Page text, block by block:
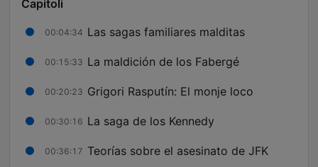
Capitoli
00:04:34 Las sagas familiares malditas
00:15:33 La maldición de los Fabergé
00:20:23 Grigori Rasputín: El monje loco
00:30:16 La saga de los Kennedy
00:36:17 Teorías sobre el asesinato de JFK